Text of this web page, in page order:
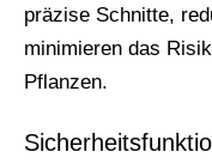
präzise Schnitte,
minimieren das
Pflanzen.